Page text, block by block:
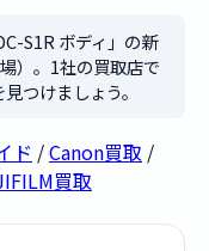
S1R ボディ」の新
）。1社の買取店で
つけましょう。
ド /Canon買取 /
買取